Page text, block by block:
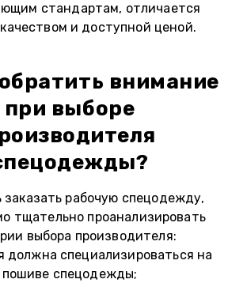
стандартам, отличается
и доступной ценой.
внимание
при выборе
заказать рабочую спецодежду,
тщательно проанализировать
выбора производителя:
должна специализироваться на
пошиве спецодежды;